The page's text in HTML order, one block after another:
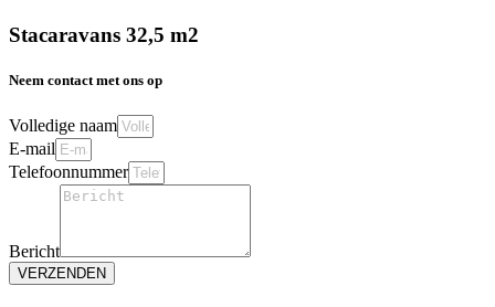
Stacaravans 32,5 m2
Neem contact met ons op
Volledige naam
E-mail
Telefoonnummer
Bericht
VERZENDEN